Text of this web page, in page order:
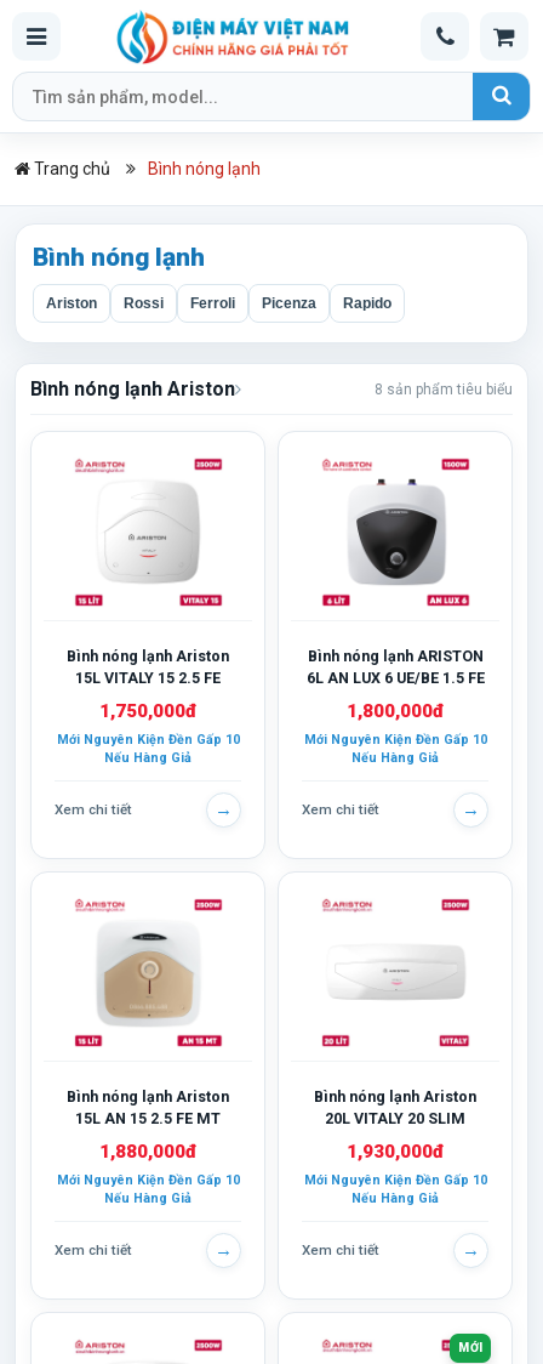
Trang chủ Bình nóng lạnh
Bình nóng lạnh
Ariston Rossi Ferroli Picenza Rapido
Bình nóng lạnh Ariston 8 sản phẩm tiêu biểu
Bình nóng lạnh Ariston
15L VITALY 15 2.5 FE
1,750,000đ
Mới Nguyên Kiện Đền Gấp 10
Nếu Hàng Giả
Xem chi tiết →
Bình nóng lạnh ARISTON
6L AN LUX 6 UE/BE 1.5 FE
1,800,000đ
Mới Nguyên Kiện Đền Gấp 10
Nếu Hàng Giả
Xem chi tiết →
Bình nóng lạnh Ariston
15L AN 15 2.5 FE MT
1,880,000đ
Mới Nguyên Kiện Đền Gấp 10
Nếu Hàng Giả
Xem chi tiết →
Bình nóng lạnh Ariston
20L VITALY 20 SLIM
1,930,000đ
Mới Nguyên Kiện Đền Gấp 10
Nếu Hàng Giả
Xem chi tiết →
MỚI